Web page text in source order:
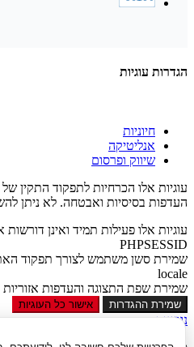
הגדרות עוגיות
חיוניות
אנליטיקה
שיווק ופרסום
עוגיות אלו הכרחיות לתפקוד התקין
העדפות בסיסיות ואבטחה. לא ניתן
עוגיות אלו פעילות תמיד ואינן דורשות
PHPSESSID
שמירת סשן משתמש לצורך תפקוד
locale
שמירת שפת התצוגה והעדפות אזוריות
שמירת ההגדרות אישור כל העוגיות
נגישות